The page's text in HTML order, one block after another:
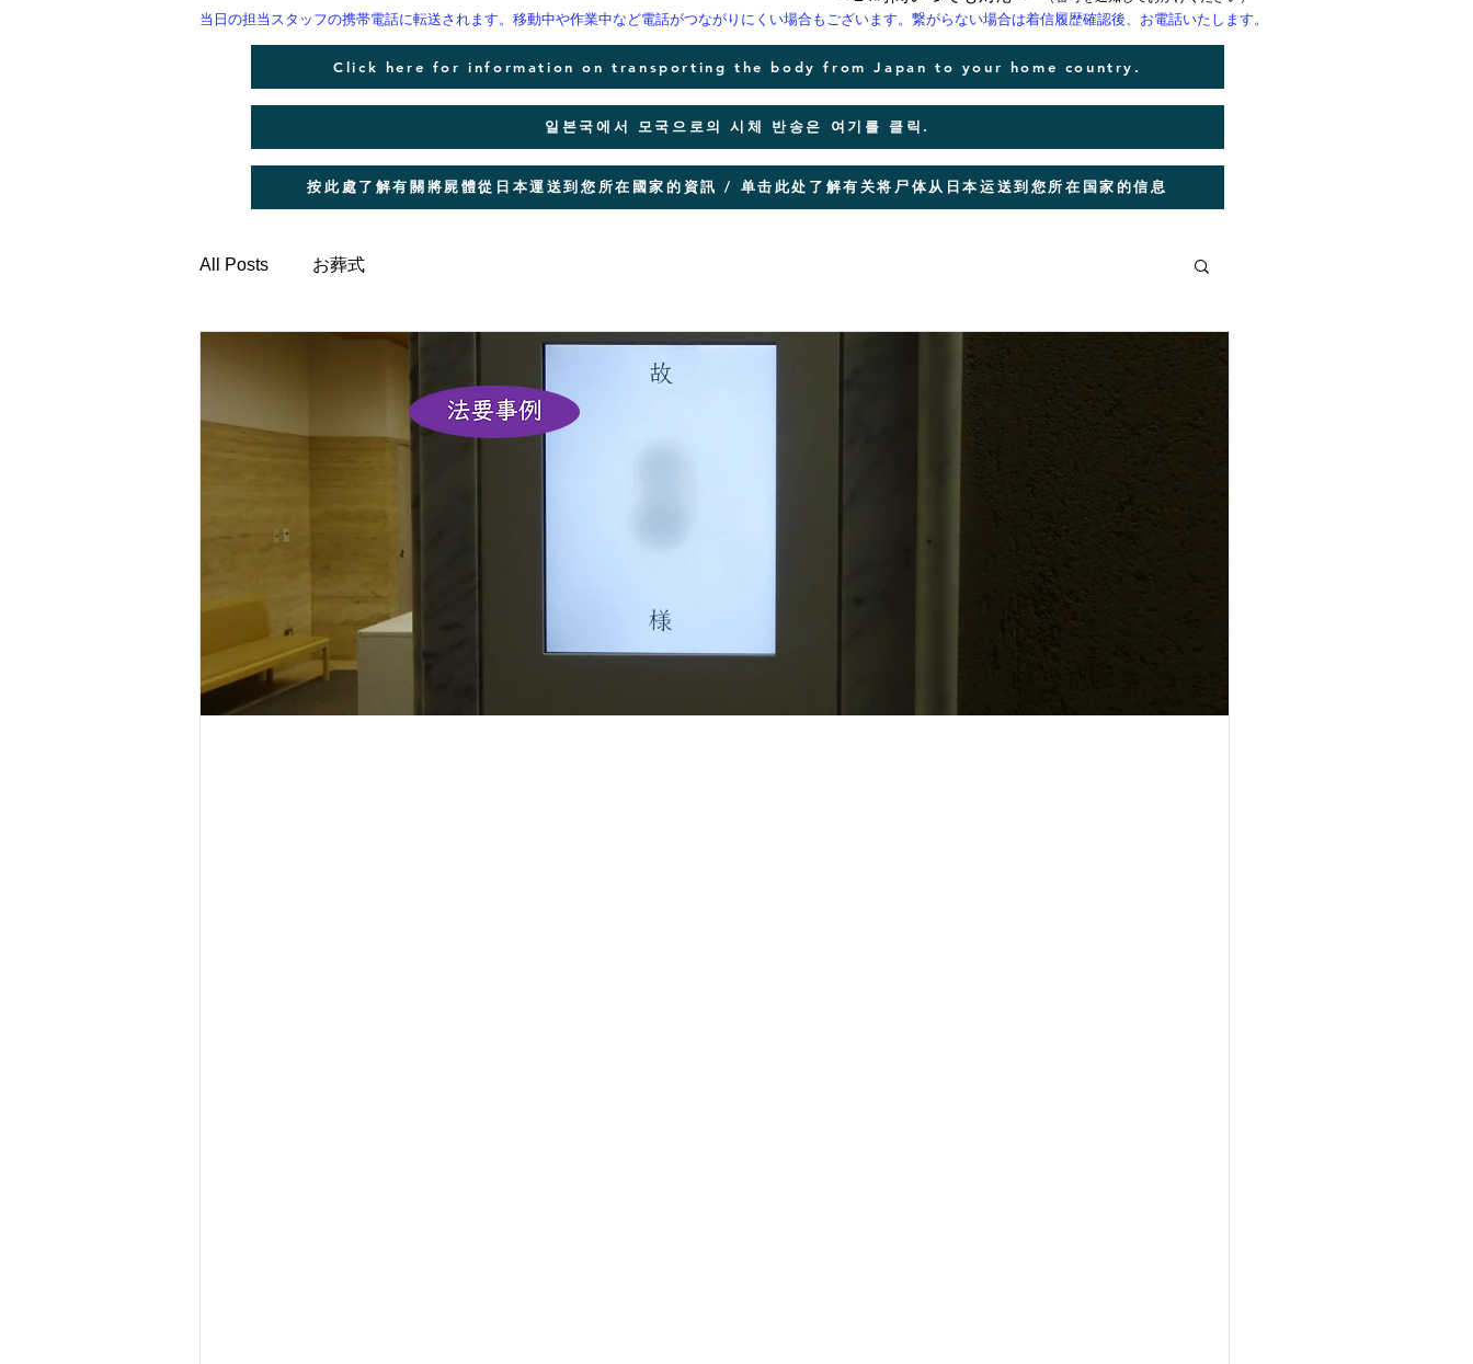
​当日の担当スタッフの携帯電話に転送されます。移動中や作業中など電話がつながりにくい場合もございます。繋がらない場合は着信履歴確認後、お電話いたします。
Click here for information on transporting the body from Japan to your home country.
일본국에서 모국으로의 시체 반송은 여기를 클릭.
按此處了解有關將屍體從日本運送到您所在國家的資訊 / 单击此处了解有关将尸体从日本运送到您所在国家的信息
All Posts お葬式